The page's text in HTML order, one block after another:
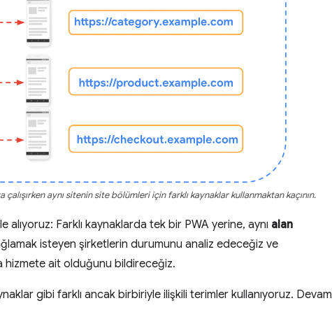
aynı sitenin site bölümleri için farklı kaynaklar kullanmaktan kaçının.
Farklı kaynaklarda tek bir PWA yerine, aynı alan
isteyen şirketlerin durumunu analiz edeceğiz ve
hizmete ait olduğunu bildireceğiz.
gibi farklı ancak birbiriyle ilişkili terimler kullanıyoruz. Devam